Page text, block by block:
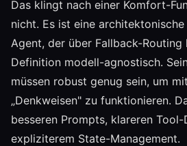
Das klingt nach einer Komfort-
nicht. Es ist eine
Agent, der über Fallback-
Definition modell-agnostisch.
müssen robust genug sein, um
„Denkweisen" zu funktionieren.
besseren Prompts, klareren
expliziterem State-Management.